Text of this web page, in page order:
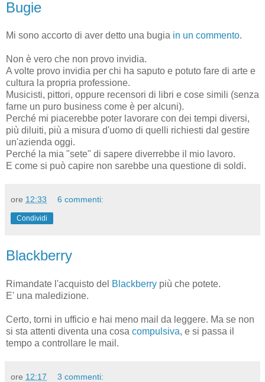
Bugie
Mi sono accorto di aver detto una bugia in un commento.
Non è vero che non provo invidia.
A volte provo invidia per chi ha saputo e potuto fare di arte e
cultura la propria professione.
Musicisti, pittori, oppure recensori di libri e cose simili (senza
farne un puro business come è per alcuni).
Perché mi piacerebbe poter lavorare con dei tempi diversi,
più diluiti, più a misura d'uomo di quelli richiesti dal gestire
un'azienda oggi.
Perché la mia "sete" di sapere diverrebbe il mio lavoro.
E come si può capire non sarebbe una questione di soldi.
ore 12:33 6 commenti:
Condividi
Blackberry
Rimandate l'acquisto del Blackberry più che potete.
E' una maledizione.
Certo, torni in ufficio e hai meno mail da leggere. Ma se non
si sta attenti diventa una cosa compulsiva, e si passa il
tempo a controllare le mail.
ore 12:17 3 commenti: